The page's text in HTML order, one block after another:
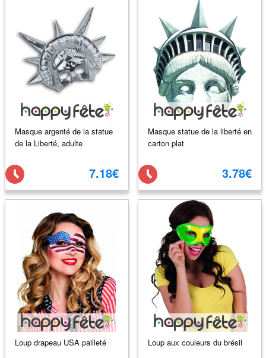
Masque argenté de la statue
de la Liberté, adulte
7.18€
Masque statue de la liberté en
carton plat
3.78€
Loup drapeau USA pailleté Loup aux couleurs du brésil